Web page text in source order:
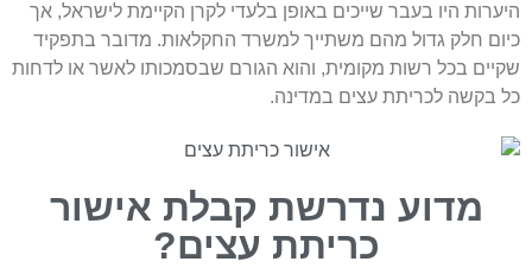
היו בעבר שייכים באופן בלעדי לקרן הקיימת לישראל, אך
חלק גדול מהם משתייך למשרד החקלאות. מדובר בתפקיד
בכל רשות מקומית, והוא הגורם שבסמכותו לאשר או לדחות
בקשה לכריתת עצים במדינה.
מדוע נדרשת קבלת אישור
כריתת עצים?